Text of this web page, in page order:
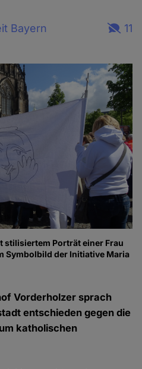
Bayern
11
stilisiertem Porträt einer Frau
Symbolbild der Initiative Maria
Vorderholzer sprach
entschieden gegen die
katholischen